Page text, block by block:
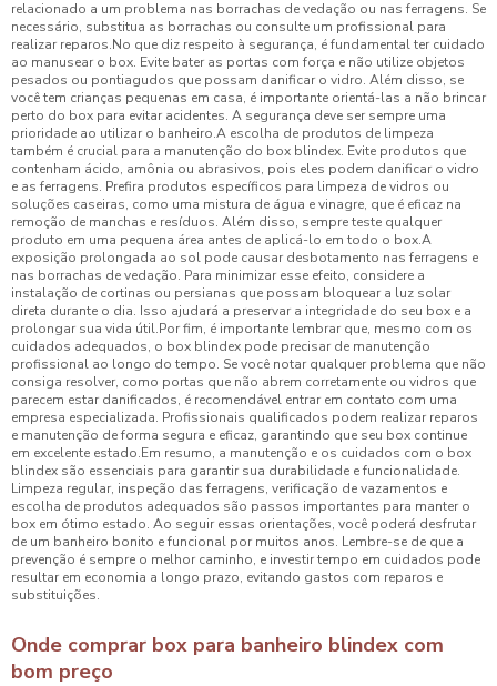
relacionado a um problema nas borrachas de vedação ou nas ferragens. Se
necessário, substitua as borrachas ou consulte um profissional para
realizar reparos.No que diz respeito à segurança, é fundamental ter cuidado
ao manusear o box. Evite bater as portas com força e não utilize objetos
pesados ou pontiagudos que possam danificar o vidro. Além disso, se
você tem crianças pequenas em casa, é importante orientá-las a não brincar
perto do box para evitar acidentes. A segurança deve ser sempre uma
prioridade ao utilizar o banheiro.A escolha de produtos de limpeza
também é crucial para a manutenção do box blindex. Evite produtos que
contenham ácido, amônia ou abrasivos, pois eles podem danificar o vidro
e as ferragens. Prefira produtos específicos para limpeza de vidros ou
soluções caseiras, como uma mistura de água e vinagre, que é eficaz na
remoção de manchas e resíduos. Além disso, sempre teste qualquer
produto em uma pequena área antes de aplicá-lo em todo o box.A
exposição prolongada ao sol pode causar desbotamento nas ferragens e
nas borrachas de vedação. Para minimizar esse efeito, considere a
instalação de cortinas ou persianas que possam bloquear a luz solar
direta durante o dia. Isso ajudará a preservar a integridade do seu box e a
prolongar sua vida útil.Por fim, é importante lembrar que, mesmo com os
cuidados adequados, o box blindex pode precisar de manutenção
profissional ao longo do tempo. Se você notar qualquer problema que não
consiga resolver, como portas que não abrem corretamente ou vidros que
parecem estar danificados, é recomendável entrar em contato com uma
empresa especializada. Profissionais qualificados podem realizar reparos
e manutenção de forma segura e eficaz, garantindo que seu box continue
em excelente estado.Em resumo, a manutenção e os cuidados com o box
blindex são essenciais para garantir sua durabilidade e funcionalidade.
Limpeza regular, inspeção das ferragens, verificação de vazamentos e
escolha de produtos adequados são passos importantes para manter o
box em ótimo estado. Ao seguir essas orientações, você poderá desfrutar
de um banheiro bonito e funcional por muitos anos. Lembre-se de que a
prevenção é sempre o melhor caminho, e investir tempo em cuidados pode
resultar em economia a longo prazo, evitando gastos com reparos e
substituições.
Onde comprar box para banheiro blindex com
bom preço